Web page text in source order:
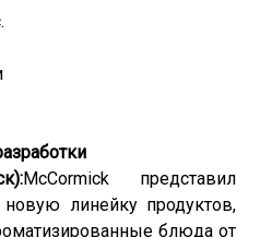
McCormick представил
линейку продуктов,
блюда от